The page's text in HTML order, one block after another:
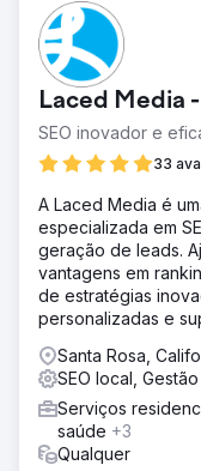
Desafio
A clínica Onward
visibilidade online e
competitivo de
atendimento
depressão, TDAH e
dificuldades para
com alta intenção
de pacientes por
Solução
A Royal Reef Media
local focada no
perfil da empresa
chave, SEO on-
estruturados,
desenvolvimento
campanha teve
posicionamento
Maps e aumentar
Google.
Laced Media
SEO inovador e
33
A Laced Media é
especializada em
geração de leads.
vantagens em
de estratégias
personalizadas e
Santa Rosa,
SEO local,
Serviços
saúde +3
Qualquer